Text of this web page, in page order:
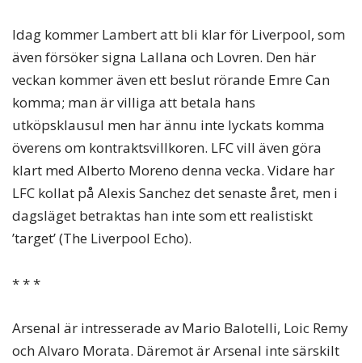
Idag kommer Lambert att bli klar för Liverpool, som
även försöker signa Lallana och Lovren. Den här
veckan kommer även ett beslut rörande Emre Can
komma; man är villiga att betala hans
utköpsklausul men har ännu inte lyckats komma
överens om kontraktsvillkoren. LFC vill även göra
klart med Alberto Moreno denna vecka. Vidare har
LFC kollat på Alexis Sanchez det senaste året, men i
dagsläget betraktas han inte som ett realistiskt
’target’ (The Liverpool Echo).
* * *
Arsenal är intresserade av Mario Balotelli, Loic Remy
och Alvaro Morata. Däremot är Arsenal inte särskilt